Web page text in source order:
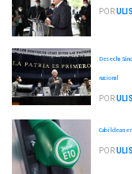
POR
Desecha
nacional
POR
Cabildean
POR